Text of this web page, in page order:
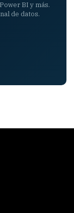
BI y más.
de datos.